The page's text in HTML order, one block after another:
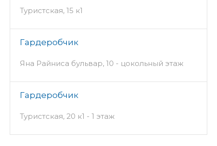
Туристская, 15 к1
Гардеробчик
Яна Райниса бульвар, 10 - цокольный этаж
Гардеробчик
Туристская, 20 к1 - 1 этаж